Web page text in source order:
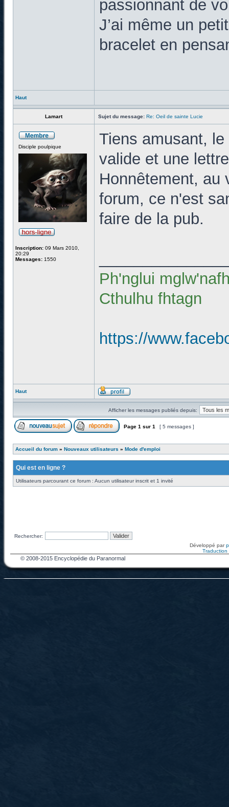
passionnant de
J’ai même un
bracelet en
Haut
Lamart Sujet du message: Re: Oeil de sainte Lucie
Disciple poulpique
Inscription: 09 Mars 2010,
20:29
Messages: 1550
Tiens amusant,
valide et une
Honnêtement, au
forum, ce n'est
faire de la pub.
Ph'nglui
Cthulhu fhtagn
https://
Haut
Afficher les messages publiés depuis:
Page 1 sur 1 [ 5 messages ]
Accueil du forum » Nouveaux utilisateurs » Mode d'emploi
Qui est en ligne ?
Utilisateurs parcourant ce forum : Aucun utilisateur inscrit et 1 invité
Rechercher:
Développé par
Traduction
© 2008-2015 Encyclopédie du Paranormal